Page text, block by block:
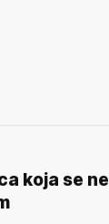
koja se ne